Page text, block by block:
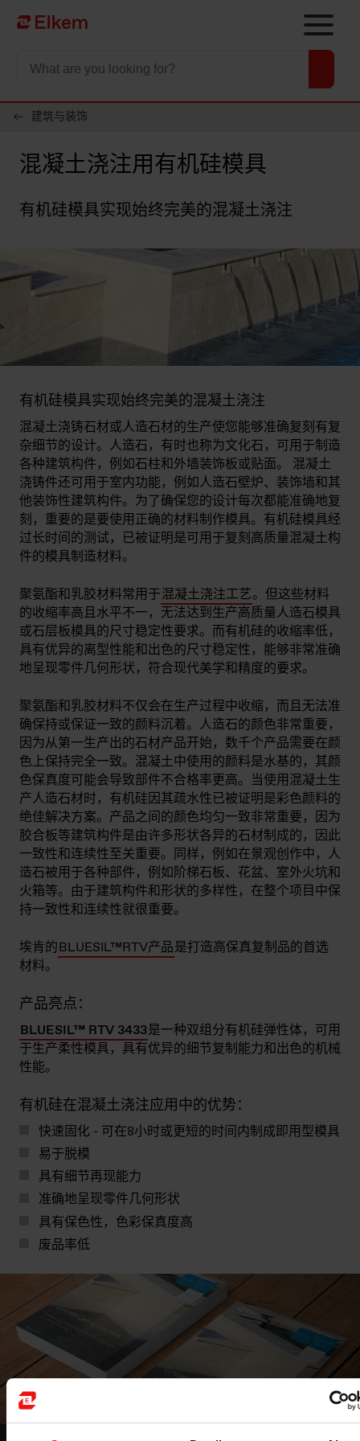
Skip to main content
To start page
建筑与装饰
混凝土浇注用有机硅模具
有机硅模具实现始终完美的混凝土浇注
有机硅模具实现始终完美的混凝土浇注
混凝土浇铸石材或人造石材的生产使您能够准确复刻有复
杂细节的设计。人造石，有时也称为文化石，可用于制造
各种建筑构件，例如石柱和外墙装饰板或贴面。 混凝土
浇铸件还可用于室内功能，例如人造石壁炉、装饰墙和其
他装饰性建筑构件。为了确保您的设计每次都能准确地复
刻，重要的是要使用正确的材料制作模具。有机硅模具经
过长时间的测试，已被证明是可用于复刻高质量混凝土构
件的模具制造材料。
聚氨酯和乳胶材料常用于混凝土浇注工艺。但这些材料
的收缩率高且水平不一，无法达到生产高质量人造石模具
或石层板模具的尺寸稳定性要求。而有机硅的收缩率低，
具有优异的离型性能和出色的尺寸稳定性，能够非常准确
地呈现零件几何形状，符合现代美学和精度的要求。
聚氨酯和乳胶材料不仅会在生产过程中收缩，而且无法准
确保持或保证一致的颜料沉着。人造石的颜色非常重要，
因为从第一生产出的石材产品开始，数千个产品需要在颜
色上保持完全一致。混凝土中使用的颜料是水基的，其颜
色保真度可能会导致部件不合格率更高。当使用混凝土生
产人造石材时，有机硅因其疏水性已被证明是彩色颜料的
绝佳解决方案。产品之间的颜色均匀一致非常重要，因为
胶合板等建筑构件是由许多形状各异的石材制成的，因此
一致性和连续性至关重要。同样，例如在景观创作中，人
造石被用于各种部件，例如阶梯石板、花盆、室外火坑和
火箱等。由于建筑构件和形状的多样性，在整个项目中保
持一致性和连续性就很重要。
埃肯的BLUESIL™RTV产品是打造高保真复制品的首选
材料。
产品亮点：
BLUESIL™ RTV 3433是一种双组分有机硅弹性体，可用
于生产柔性模具，具有优异的细节复制能力和出色的机械
性能。
有机硅在混凝土浇注应用中的优势：
快速固化 - 可在8小时或更短的时间内制成即用型模具
易于脱模
具有细节再现能力
准确地呈现零件几何形状
具有保色性，色彩保真度高
废品率低